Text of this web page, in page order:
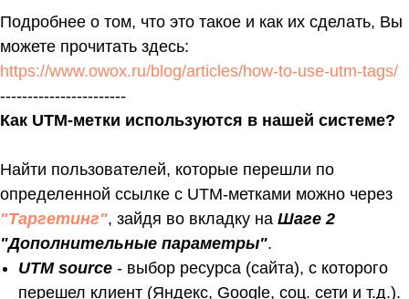
Подробнее о том, что это такое и как их сделать, Вы
можете прочитать здесь:
https://www.owox.ru/blog/articles/how-to-use-utm-tags/
-----------------------
Как UTM-метки используются в нашей системе?
Найти пользователей, которые перешли по
определенной ссылке с UTM-метками можно через
"Таргетинг", зайдя во вкладку на Шаге 2
"Дополнительные параметры".
UTM source - выбор ресурса (сайта), с которого
перешел клиент (Яндекс, Google, соц. сети и т.д.).